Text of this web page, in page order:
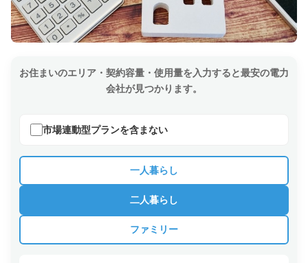
お住まいのエリア・契約容量・使用量を入力すると最安の電力
会社が見つかります。
市場連動型プランを含まない
一人暮らし
二人暮らし
ファミリー